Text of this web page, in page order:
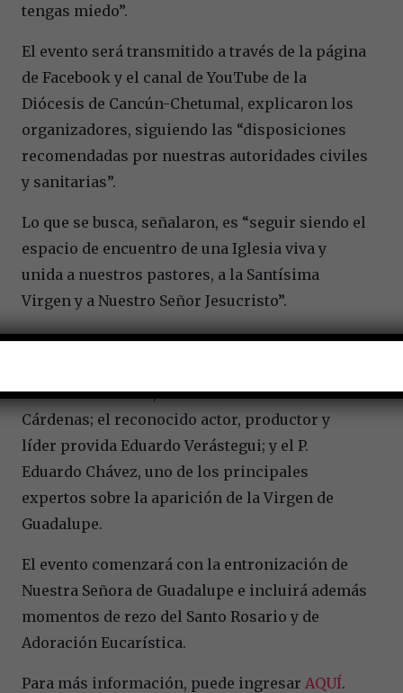
tengas miedo”.
El evento será transmitido a través de la página
de Facebook y el canal de YouTube de la
Diócesis de Cancún-Chetumal, explicaron los
organizadores, siguiendo las “disposiciones
recomendadas por nuestras autoridades civiles
y sanitarias”.
Lo que se busca, señalaron, es “seguir siendo el
espacio de encuentro de una Iglesia viva y
unida a nuestros pastores, a la Santísima
Virgen y a Nuestro Señor Jesucristo”.
El encuentro comenzará a las 4:00 p.m. (hora
Cancún-Chetumal, Pedro Pablo Elizondo
Cárdenas; el reconocido actor, productor y
líder provida Eduardo Verástegui; y el P.
Eduardo Chávez, uno de los principales
expertos sobre la aparición de la Virgen de
Guadalupe.
El evento comenzará con la entronización de
Nuestra Señora de Guadalupe e incluirá además
momentos de rezo del Santo Rosario y de
Adoración Eucarística.
Para más información, puede ingresar AQUÍ.